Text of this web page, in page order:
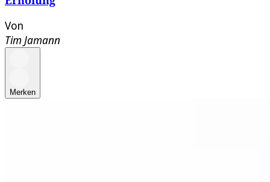
Von
Tim Jamann
Merken